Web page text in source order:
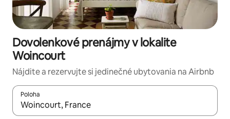
Dovolenkové prenájmy v lokalite
Woincourt
Nájdite a rezervujte si jedinečné ubytovania na Airbnb
Poloha
Keď budú výsledky k dispozícii, môžete si ich prechádzať